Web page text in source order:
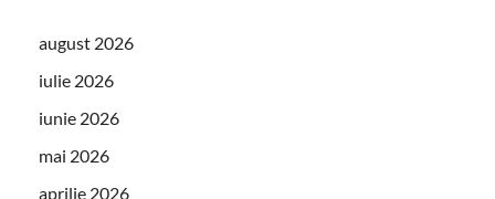
august 2026
iulie 2026
iunie 2026
mai 2026
aprilie 2026